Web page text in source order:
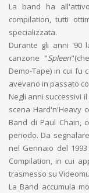
La band ha
compilation, tutti
specializzata.
Durante gli anni '90
canzone "Spleen
Demo-Tape) in cui fu
avevano in passato
Negli anni successivi
scena Hard'n'Heavy
Band di Paul Chain,
periodo. Da
nel Gennaio del
Compilation, in cui
trasmesso su
La Band accumula